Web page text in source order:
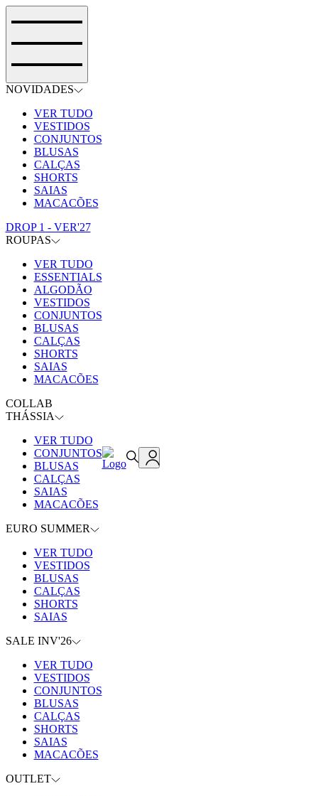
NOVIDADES
VER TUDO
VESTIDOS
CONJUNTOS
BLUSAS
CALÇAS
SHORTS
SAIAS
MACACÕES
DROP 1 - VER'27
ROUPAS
VER TUDO
ESSENTIALS
ALGODÃO
VESTIDOS
CONJUNTOS
BLUSAS
CALÇAS
SHORTS
SAIAS
MACACÕES
COLLAB
THÁSSIA
VER TUDO
CONJUNTOS
BLUSAS
CALÇAS
SAIAS
MACACÕES
EURO SUMMER
VER TUDO
VESTIDOS
BLUSAS
CALÇAS
SHORTS
SAIAS
SALE INV'26
VER TUDO
VESTIDOS
CONJUNTOS
BLUSAS
CALÇAS
SHORTS
SAIAS
MACACÕES
OUTLET